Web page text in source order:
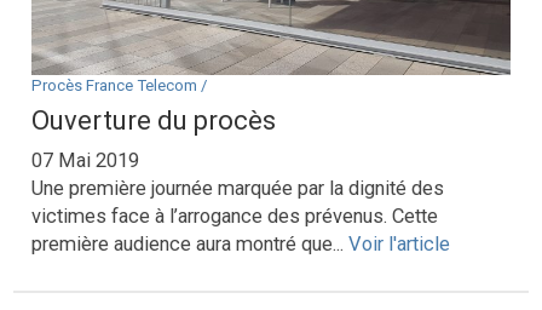
Procès France Telecom /
Ouverture du procès
07 Mai 2019
Une première journée marquée par la dignité des
victimes face à l’arrogance des prévenus. Cette
première audience aura montré que...Voir l'article